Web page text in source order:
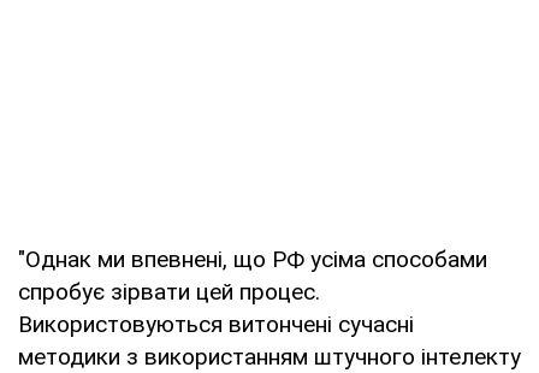
"Однак ми впевнені, що РФ усіма способами
спробує зірвати цей процес.
Використовуються витончені сучасні
методики з використанням штучного інтелекту